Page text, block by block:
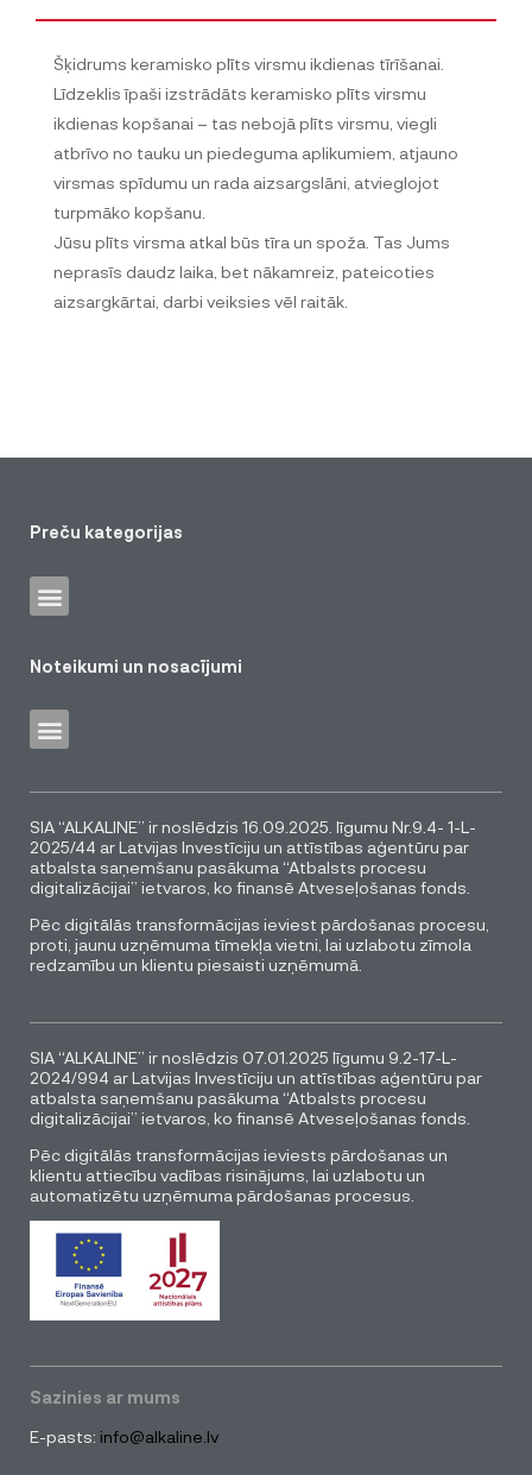
Šķidrums keramisko plīts virsmu ikdienas tīrīšanai.
Līdzeklis īpaši izstrādāts keramisko plīts virsmu
ikdienas kopšanai – tas nebojā plīts virsmu, viegli
atbrīvo no tauku un piedeguma aplikumiem, atjauno
virsmas spīdumu un rada aizsargslāni, atvieglojot
turpmāko kopšanu.
Jūsu plīts virsma atkal būs tīra un spoža. Tas Jums
neprasīs daudz laika, bet nākamreiz, pateicoties
aizsargkārtai, darbi veiksies vēl raitāk.
Preču kategorijas
Noteikumi un nosacījumi
SIA “ALKALINE” ir noslēdzis 16.09.2025. līgumu Nr.9.4- 1-L-
2025/44 ar Latvijas Investīciju un attīstības aģentūru par
atbalsta saņemšanu pasākuma “Atbalsts procesu
digitalizācijai” ietvaros, ko finansē Atveseļošanas fonds.
Pēc digitālās transformācijas ieviest pārdošanas procesu,
proti, jaunu uzņēmuma tīmekļa vietni, lai uzlabotu zīmola
redzamību un klientu piesaisti uzņēmumā.
SIA “ALKALINE” ir noslēdzis 07.01.2025 līgumu 9.2-17-L-
2024/994 ar Latvijas Investīciju un attīstības aģentūru par
atbalsta saņemšanu pasākuma “Atbalsts procesu
digitalizācijai” ietvaros, ko finansē Atveseļošanas fonds.
Pēc digitālās transformācijas ieviests pārdošanas un
klientu attiecību vadības risinājums, lai uzlabotu un
automatizētu uzņēmuma pārdošanas procesus.
Sazinies ar mums
E-pasts: info@alkaline.lv